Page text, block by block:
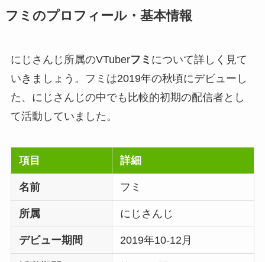
フミ のプロフィール・基本情報
にじさんじ所属のVTuberフミ について詳しく見て
いきましょう。フミは2019年の秋頃にデビューし
た、にじさんじの中でも比較的初期の配信者とし
て活動していました。
項目 詳細
名前 フミ
所属 にじさんじ
デビュー期間 2019年10-12月